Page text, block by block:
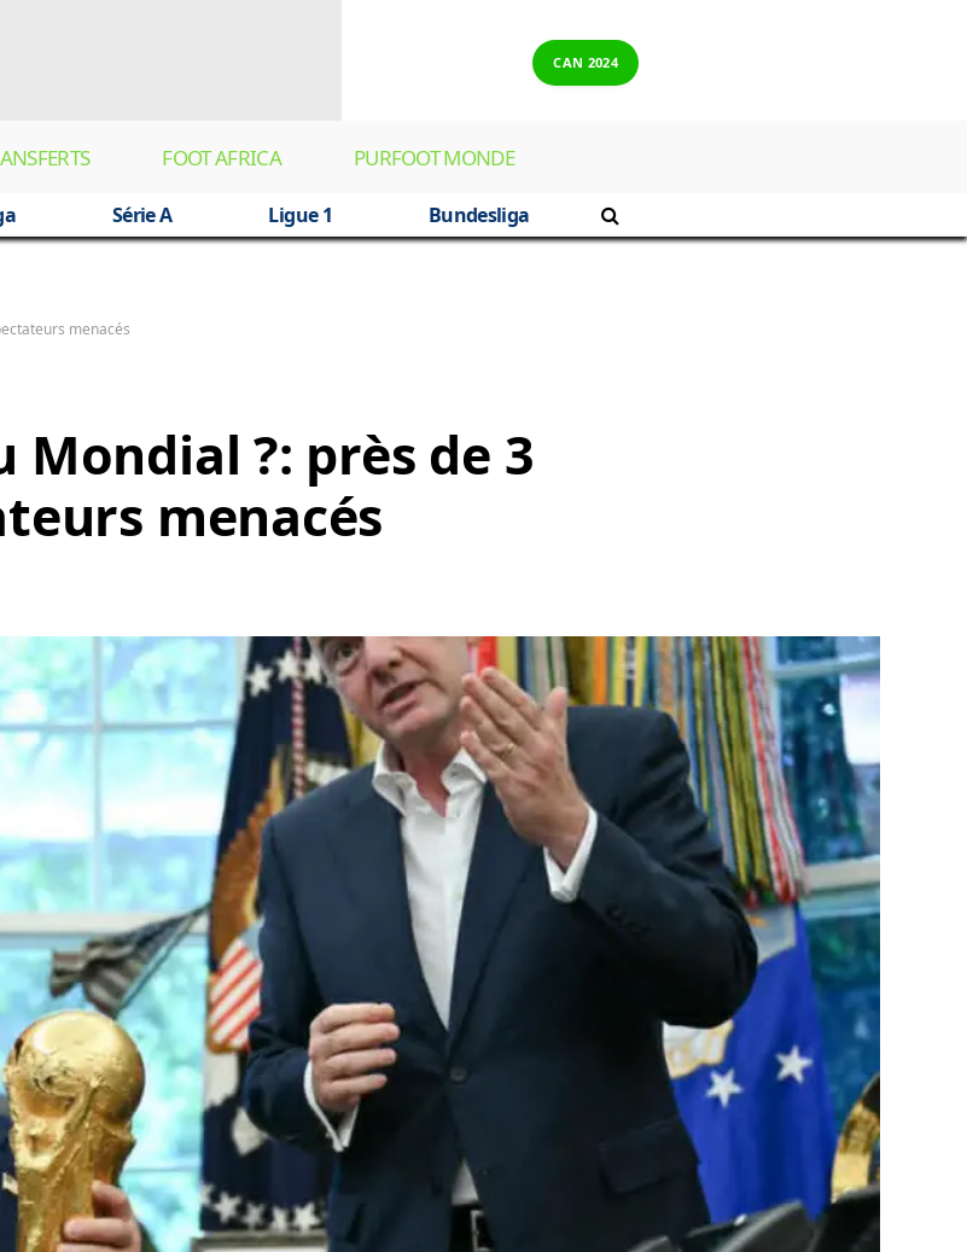
CAN 2024
FOOT AFRICA PURFOOT MONDE
Série A Ligue 1 Bundesliga
menacés
?: près de 3
menacés